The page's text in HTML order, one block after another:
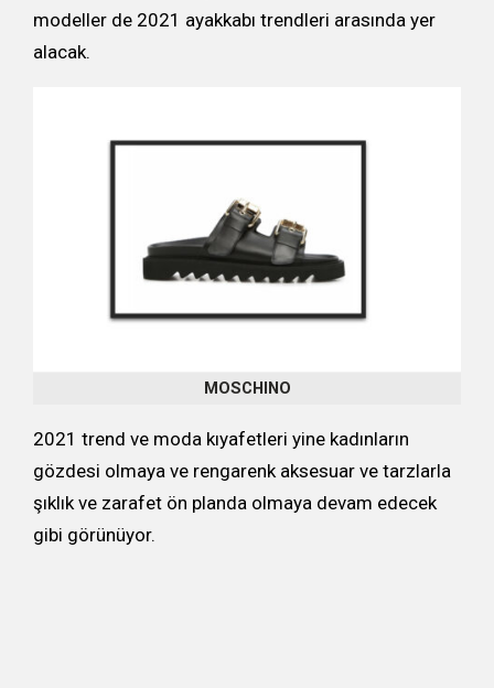
modeller de 2021 ayakkabı trendleri arasında yer
alacak.
MOSCHINO
2021 trend ve moda kıyafetleri yine kadınların
gözdesi olmaya ve rengarenk aksesuar ve tarzlarla
şıklık ve zarafet ön planda olmaya devam edecek
gibi görünüyor.